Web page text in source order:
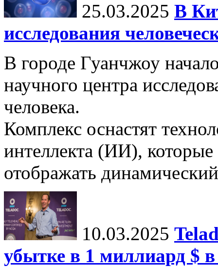
25.03.2025 В
исследования
В городе Гуанчжоу
научного центра
человека.
Комплекс оснастят
интеллекта (ИИ),
отображать
10.03.2025
убытке в 1 миллиард $ в